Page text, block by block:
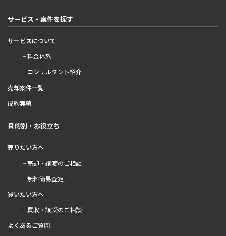
サービス・案件を探す
サービスについて
└ 料金体系
└ コンサルタント紹介
売却案件一覧
成約実績
目的別・お役立ち
売りたい方へ
└ 売却・譲渡のご相談
└ 無料簡易査定
買いたい方へ
└ 買収・譲受のご相談
よくあるご質問